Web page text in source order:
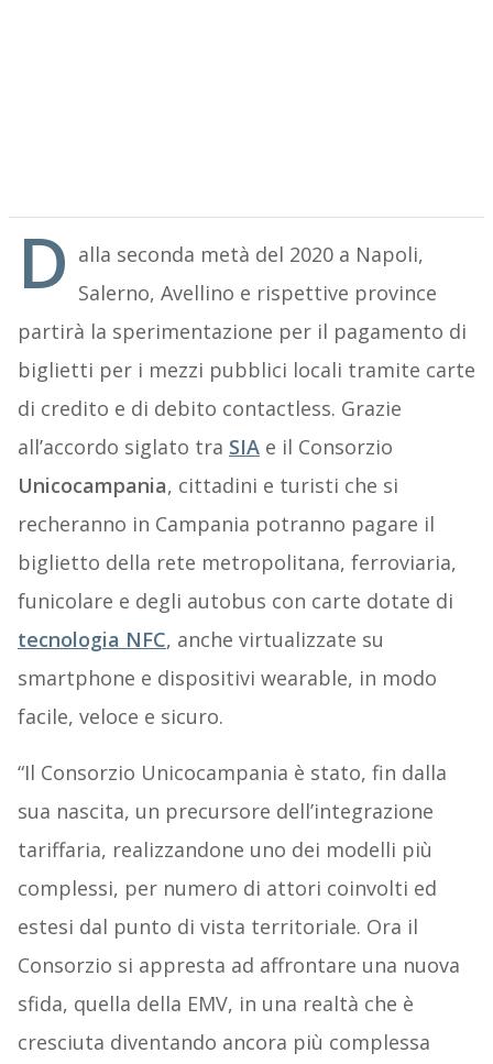
D alla seconda metà del 2020 a Napoli,
Salerno, Avellino e rispettive province
partirà la sperimentazione per il pagamento di
biglietti per i mezzi pubblici locali tramite carte
di credito e di debito contactless. Grazie
all’accordo siglato tra SIAe il Consorzio
Unicocampania, cittadini e turisti che si
recheranno in Campania potranno pagare il
biglietto della rete metropolitana, ferroviaria,
funicolare e degli autobus con carte dotate di
tecnologia NFC, anche virtualizzate su
smartphone e dispositivi wearable, in modo
facile, veloce e sicuro.
“Il Consorzio Unicocampania è stato, fin dalla
sua nascita, un precursore dell’integrazione
tariffaria, realizzandone uno dei modelli più
complessi, per numero di attori coinvolti ed
estesi dal punto di vista territoriale. Ora il
Consorzio si appresta ad affrontare una nuova
sfida, quella della EMV, in una realtà che è
cresciuta diventando ancora più complessa